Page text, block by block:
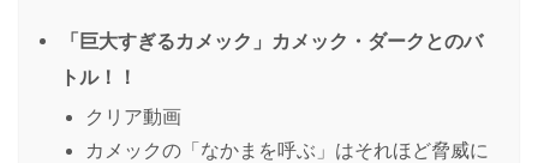
「巨大すぎるカメック」カメック・ダークとのバ
トル！！
クリア動画
カメックの「なかまを呼ぶ」はそれほど脅威に